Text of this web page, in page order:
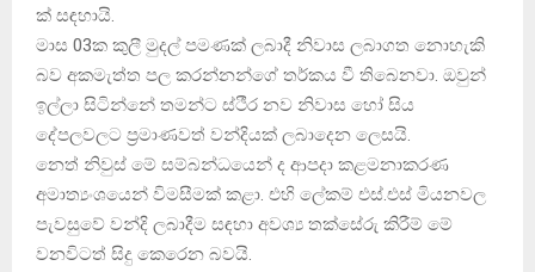
ක් සඳහායි.
මාස 03ක කුලී මුදල් පමණක් ලබාදී නිවාස ලබාගත නොහැකි
බව අකමැත්ත පල කරන්නන්ගේ තර්කය වී තිබෙනවා. ඔවුන්
ඉල්ලා සිටින්නේ තමන්ට ස්ථීර නව නිවාස හෝ සිය
දේපලවලට ප‍්‍රමාණවත් වන්දියක් ලබාදෙන ලෙසයි.
නෙත් නිවුස් මේ සම්බන්ධයෙන් ද ආපදා කළමනාකරණ
අමාත්‍යංශයෙන් විමසීමක් කළා. එහි ලේකම් එස්.එස් මියනවල
පැවසුවේ වන්දි ලබාදීම සඳහා අවශ්‍ය තක්සේරු කිරීම් මේ
වනවිටත් සිදු කෙරෙන බවයි.